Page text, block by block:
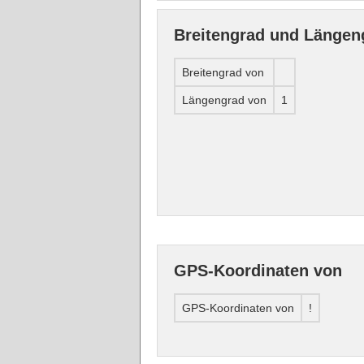
Breitengrad und
Breitengrad von
Längengrad von 1
GPS-Koordinaten von
GPS-Koordinaten von !